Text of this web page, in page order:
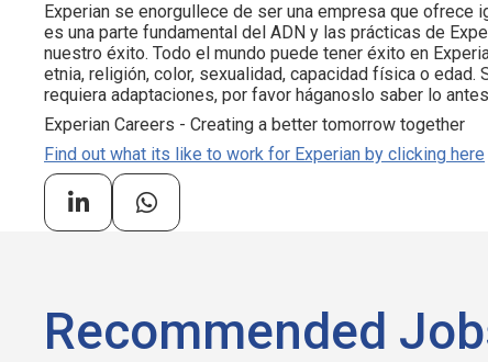
Experian se enorgullece de ser una empresa que ofrece
es una parte fundamental del ADN y las prácticas de
nuestro éxito. Todo el mundo puede tener éxito en
etnia, religión, color, sexualidad, capacidad física o
requiera adaptaciones, por favor háganoslo saber lo
Experian Careers - Creating a better tomorrow together
Find out what its like to work for Experian by clicking here
Recommended